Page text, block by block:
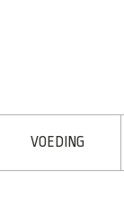
VOEDING